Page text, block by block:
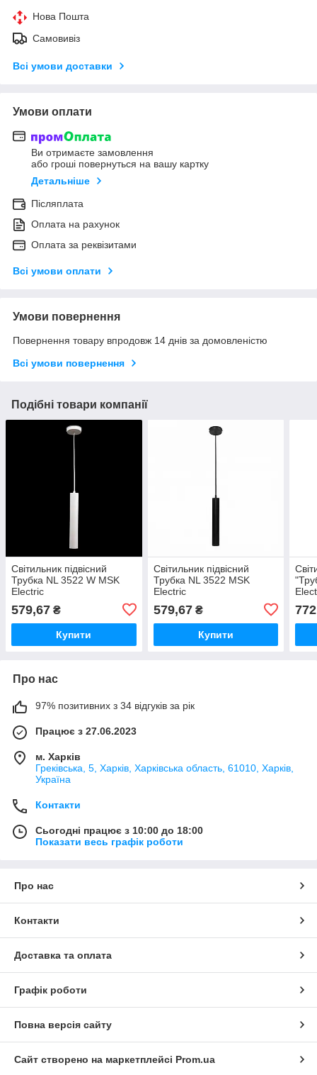
Нова Пошта
Самовивіз
Всі умови доставки
Умови оплати
Ви отримаєте замовлення
або гроші повернуться на вашу картку
Детальніше
Післяплата
Оплата на рахунок
Оплата за реквізитами
Всі умови оплати
Умови повернення
Повернення товару впродовж 14 днів за домовленістю
Всі умови повернення
Подібні товари компанії
Світильник підвісний
Трубка NL 3522 W MSK
Electric
579,67 ₴
Купити
Світильник підвісний
Трубка NL 3522 MSK
Electric
579,67₴
Купити
Про нас
97% позитивних з 34 відгуків за рік
Працює з 27.06.2023
м. Харків
Греківська, 5, Харків, Харківська область, 61010, Харків,
Україна
Контакти
Сьогодні працює з 10:00 до 18:00
Показати весь графік роботи
Про нас
Контакти
Доставка та оплата
Графік роботи
Повна версія сайту
Сайт створено на маркетплейсі Prom.ua